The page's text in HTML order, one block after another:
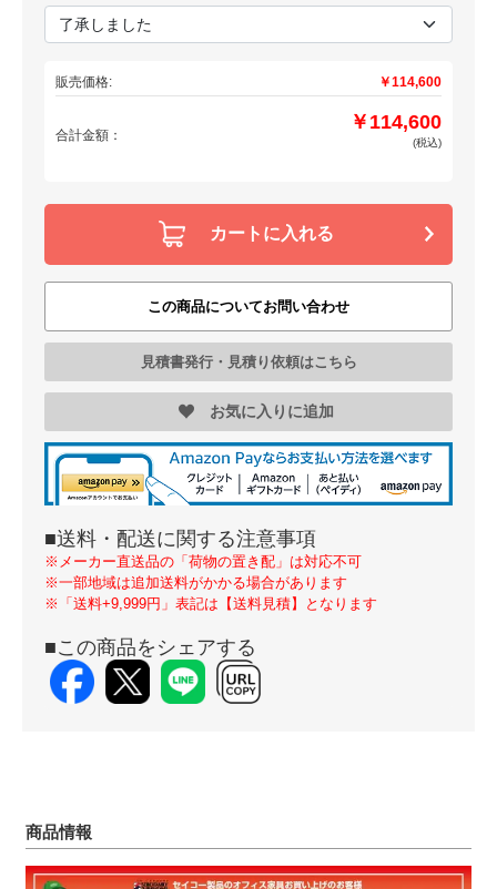
販売価格: ￥114,600
合計金額：
￥114,600
(税込)
カートに入れる
この商品についてお問い合わせ
見積書発行・見積り依頼はこちら
お気に入りに追加
■送料・配送に関する注意事項
※メーカー直送品の「荷物の置き配」は対応不可
※一部地域は追加送料がかかる場合があります
※「送料+9,999円」表記は【送料見積】となります
■この商品をシェアする
商品情報